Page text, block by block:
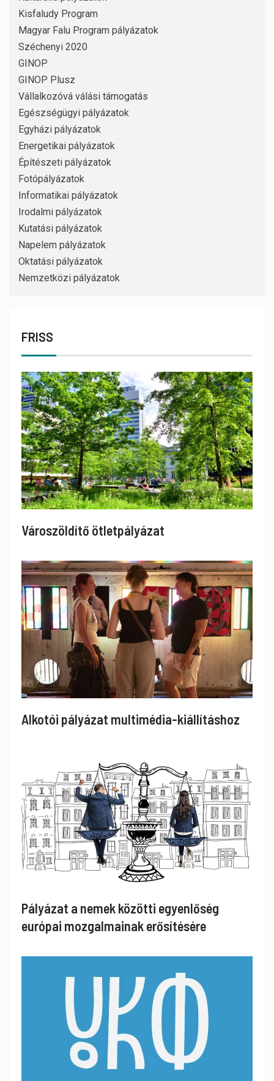
Kisfaludy Program
Magyar Falu Program pályázatok
Széchenyi 2020
GINOP
GINOP Plusz
Vállalkozóvá válási támogatás
Egészségügyi pályázatok
Egyházi pályázatok
Energetikai pályázatok
Építészeti pályázatok
Fotópályázatok
Informatikai pályázatok
Irodalmi pályázatok
Kutatási pályázatok
Napelem pályázatok
Oktatási pályázatok
Nemzetközi pályázatok
FRISS
Városzöldítő ötletpályázat
Alkotói pályázat multimédia-kiállításhoz
Pályázat a nemek közötti egyenlőség
európai mozgalmainak erősítésére